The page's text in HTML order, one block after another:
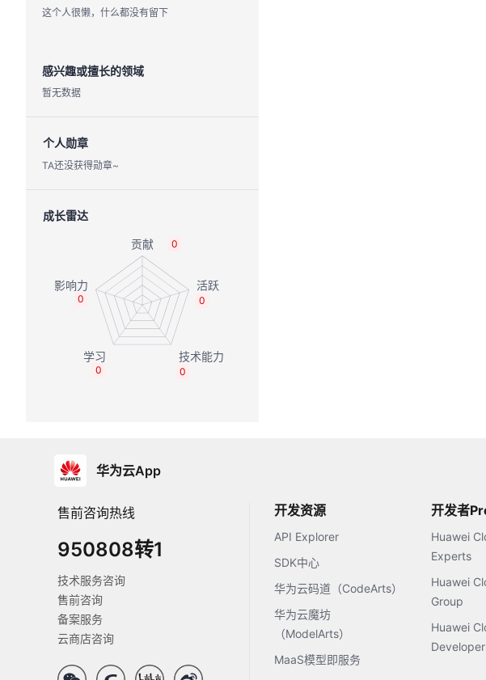
这个人很懒，什么都没有留下
感兴趣或擅长的领域
暂无数据
个人勋章
TA还没获得勋章~
成长雷达
0
0
0
0
0
华为云App
售前咨询热线
950808转1
技术服务咨询
售前咨询
备案服务
云商店咨询
开发资源
API Explorer
SDK中心
华为云码道（CodeArts）
华为云魔坊
（ModelArts）
MaaS模型即服务
开发者
Huawei
Experts
Huawei
Group
Huawei